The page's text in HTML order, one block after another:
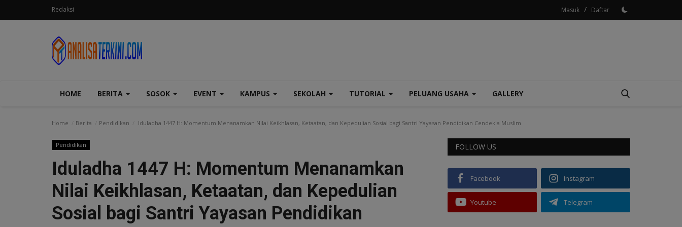
Redaksi Masuk / Daftar
HOME BERITA SOSOK EVENT KAMPUS SEKOLAH TUTORIAL PELUANG USAHA GALLERY
Home Berita Pendidikan Iduladha 1447 H: Momentum Menanamkan Nilai Keikhlasan, Ketaatan, dan Kepedulian Sosial bagi Santri Yayasan Pendidikan Cendekia Muslim
Pendidikan
Iduladha 1447 H: Momentum Menanamkan
Nilai Keikhlasan, Ketaatan, dan Kepedulian
Sosial bagi Santri Yayasan Pendidikan
FOLLOW US
Facebook Instagram
Youtube Telegram